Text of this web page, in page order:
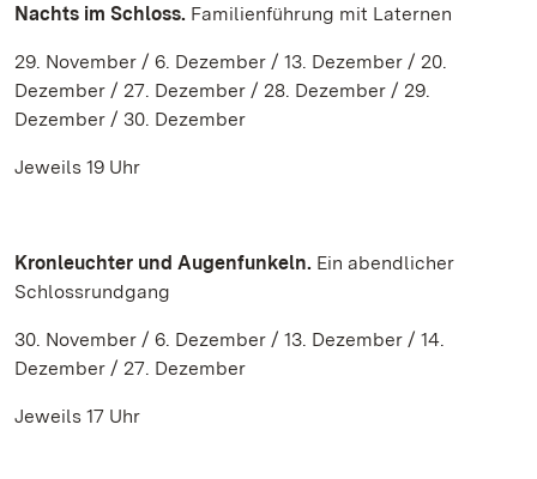
Nachts im Schloss. Familienführung mit Laternen
29. November / 6. Dezember / 13. Dezember / 20.
Dezember / 27. Dezember / 28. Dezember / 29.
Dezember / 30. Dezember
Jeweils 19 Uhr
Kronleuchter und Augenfunkeln. Ein abendlicher
Schlossrundgang
30. November / 6. Dezember / 13. Dezember / 14.
Dezember / 27. Dezember
Jeweils 17 Uhr